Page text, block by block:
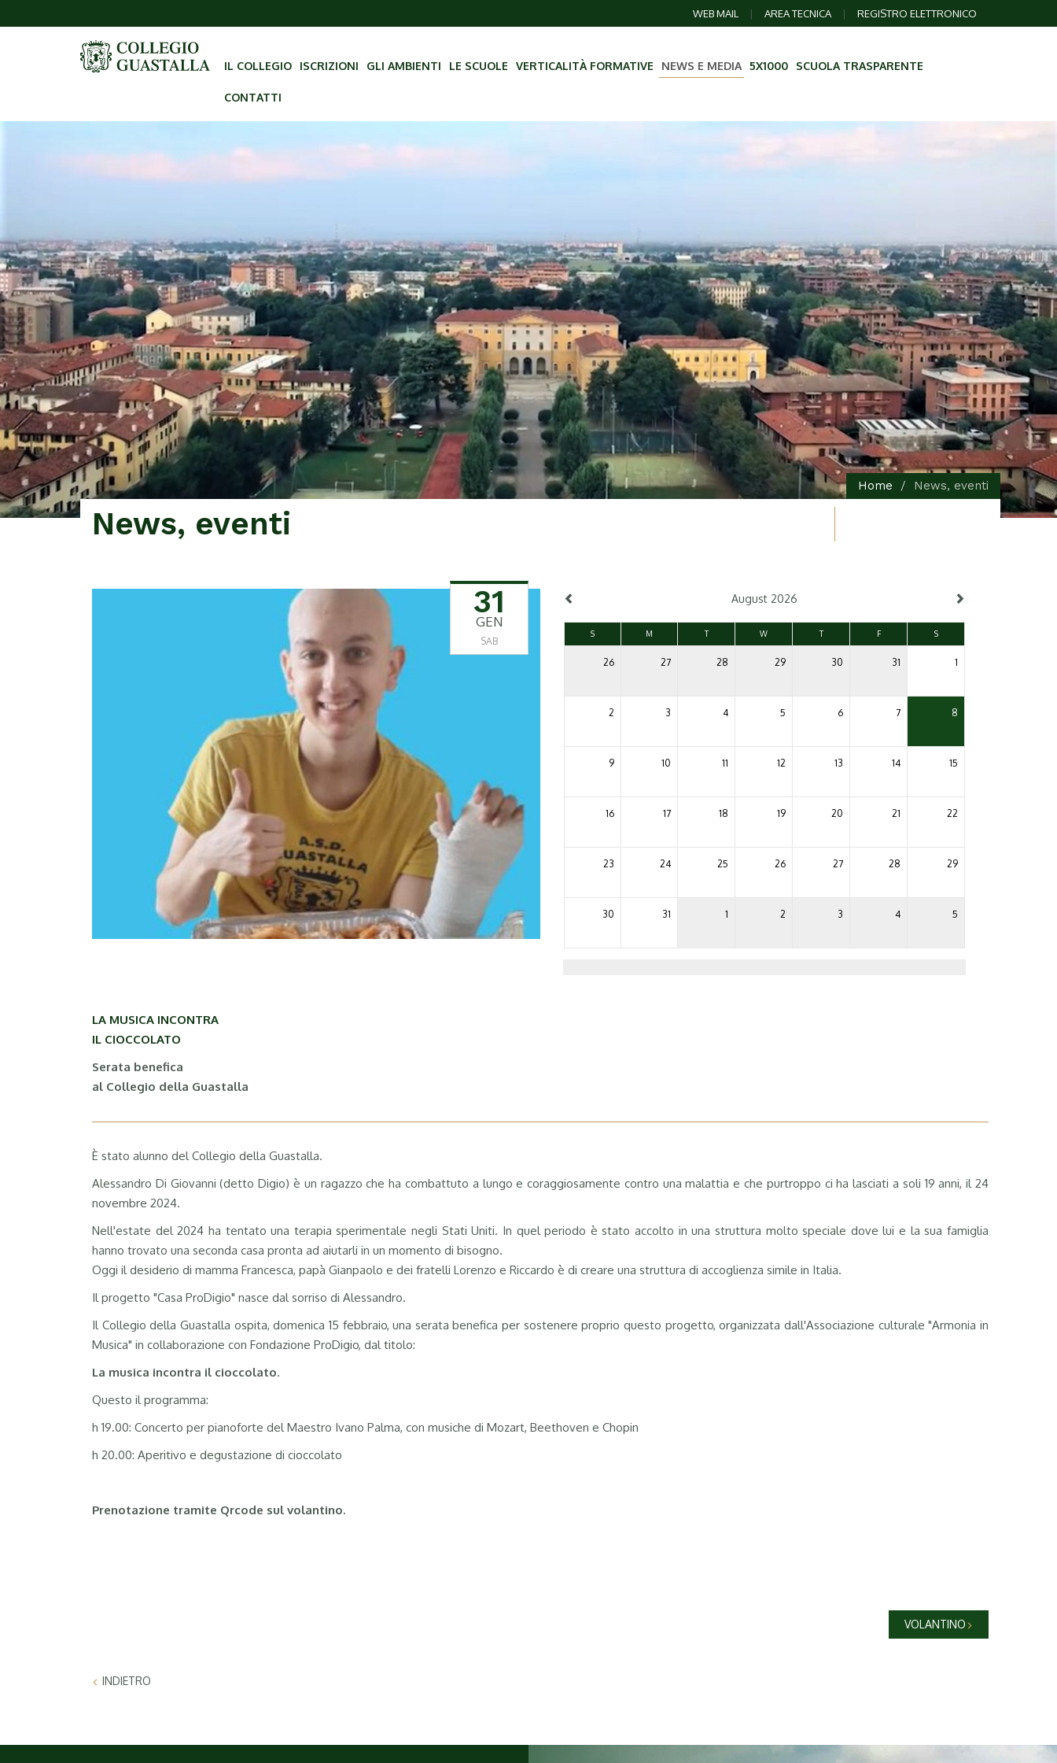
WEB MAIL | AREA TECNICA | REGISTRO ELETTRONICO
IL COLLEGIO ISCRIZIONI GLI AMBIENTI LE SCUOLE VERTICALITÀ FORMATIVE NEWS E MEDIA 5X1000 SCUOLA TRASPARENTE
CONTATTI
Home News, eventi
News, eventi
31
GEN
SAB
August 2026
S M T W T F S
26 27 28 29 30 31 1
2 3 4 5 6 7 8
9 10 11 12 13 14 15
16 17 18 19 20 21 22
23 24 25 26 27 28 29
30 31 1 2 3 4 5
LA MUSICA INCONTRA
IL CIOCCOLATO
Serata benefica
al Collegio della Guastalla
È stato alunno del Collegio della Guastalla.
Alessandro Di Giovanni (detto Digio) è un ragazzo che ha combattuto a lungo e coraggiosamente contro una malattia e che purtroppo ci ha lasciati a soli 19 anni, il 24
novembre 2024.
Nell'estate del 2024 ha tentato una terapia sperimentale negli Stati Uniti. In quel periodo è stato accolto in una struttura molto speciale dove lui e la sua famiglia
hanno trovato una seconda casa pronta ad aiutarli in un momento di bisogno.
Oggi il desiderio di mamma Francesca, papà Gianpaolo e dei fratelli Lorenzo e Riccardo è di creare una struttura di accoglienza simile in Italia.
Il progetto "Casa ProDigio" nasce dal sorriso di Alessandro.
Il Collegio della Guastalla ospita, domenica 15 febbraio, una serata benefica per sostenere proprio questo progetto, organizzata dall'Associazione culturale "Armonia in
Musica" in collaborazione con Fondazione ProDigio, dal titolo:
La musica incontra il cioccolato.
Questo il programma:
h 19.00: Concerto per pianoforte del Maestro Ivano Palma, con musiche di Mozart, Beethoven e Chopin
h 20.00: Aperitivo e degustazione di cioccolato
Prenotazione tramite Qrcode sul volantino.
VOLANTINO
INDIETRO